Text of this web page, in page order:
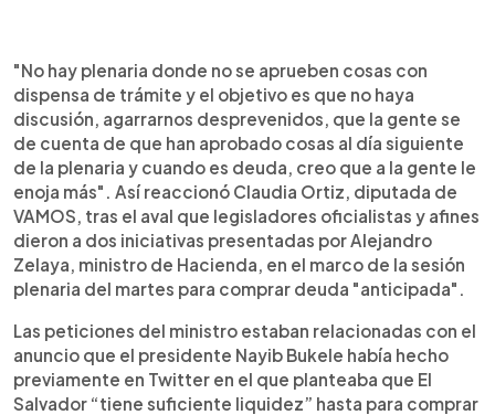
Escuchar artículo
"No hay plenaria donde no se aprueben cosas con
dispensa de trámite y el objetivo es que no haya
discusión, agarrarnos desprevenidos, que la gente se
de cuenta de que han aprobado cosas al día siguiente
de la plenaria y cuando es deuda, creo que a la gente le
enoja más". Así reaccionó Claudia Ortiz, diputada de
VAMOS, tras el aval que legisladores oficialistas y afines
dieron a dos iniciativas presentadas por Alejandro
Zelaya, ministro de Hacienda, en el marco de la sesión
plenaria del martes para comprar deuda "anticipada".
Las peticiones del ministro estaban relacionadas con el
anuncio que el presidente Nayib Bukele había hecho
previamente en Twitter en el que planteaba que El
Salvador “tiene suficiente liquidez” hasta para comprar